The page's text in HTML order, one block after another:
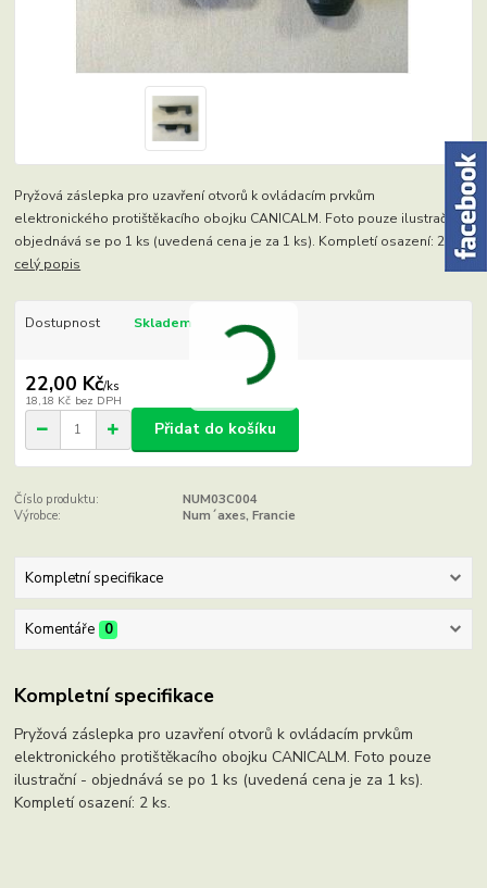
Pryžová záslepka pro uzavření otvorů k ovládacím prvkům
elektronického protištěkacího obojku CANICALM. Foto pouze ilustrační -
objednává se po 1 ks (uvedená cena je za 1 ks). Kompletí osazení: 2 ks.
celý popis
Dostupnost Skladem
22,00 Kč/ks
18,18 Kč bez DPH
Přidat do košíku
Číslo produktu:
NUM03C004
Výrobce:
Num´axes, Francie
Kompletní specifikace
Komentáře 0
Kompletní specifikace
Pryžová záslepka pro uzavření otvorů k ovládacím prvkům
elektronického protištěkacího obojku CANICALM. Foto pouze
ilustrační - objednává se po 1 ks (uvedená cena je za 1 ks).
Kompletí osazení: 2 ks.